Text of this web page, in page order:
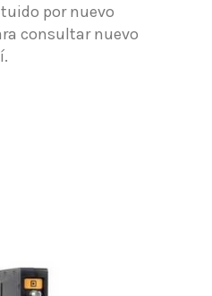
por nuevo
consultar nuevo